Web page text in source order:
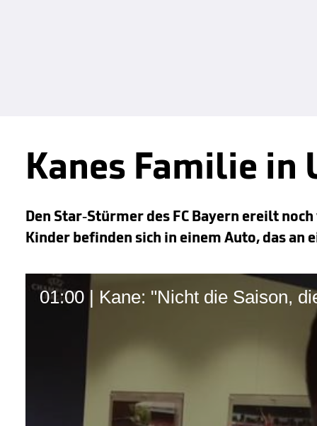
Kanes Familie
Den Star-Stürmer des FC Bayern ereilt
Kinder befinden sich in einem Auto, das
01:00 | Kane: "Nicht die Saison,